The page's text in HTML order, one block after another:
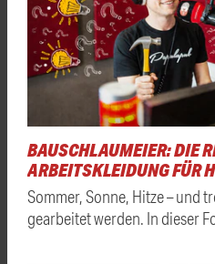
BAUSCHLAUMEIER: DIE
ARBEITSKLEIDUNG FÜR
Sommer, Sonne, Hitze – und
gearbeitet werden. In dieser